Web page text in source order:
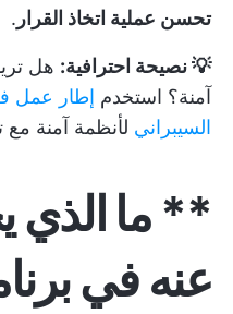
تحسن عملية اتخاذ القرار .
💡 نصيحة احترافية: هل
آمنة؟ استخدم إطار عمل
السيبراني لأنظمة آمنة
** ما
عنه في